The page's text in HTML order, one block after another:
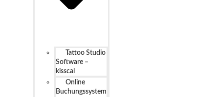
Tattoo Studio
Software –
kisscal
Online
Buchungssystem